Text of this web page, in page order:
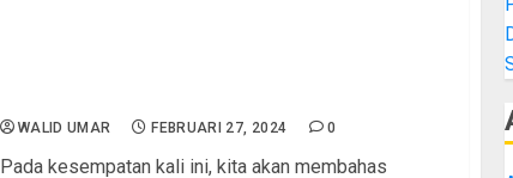
WALID UMAR FEBRUARI 27, 2024 0
Pada kesempatan kali ini, kita akan membahas